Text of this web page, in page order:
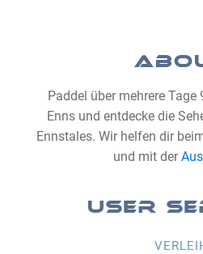
Paddel über mehrere
Enns und entdecke die
Ennstales. Wir helfen dir
und mit der
USER